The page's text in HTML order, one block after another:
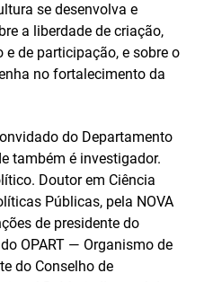
se desenvolva e
a liberdade de criação,
de participação, e sobre o
no fortalecimento da
do Departamento
também é investigador.
Doutor em Ciência
Públicas, pela NOVA
de presidente do
OPART — Organismo de
do Conselho de